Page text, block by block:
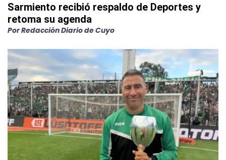
Sarmiento recibió respaldo de Deportes y
retoma su agenda
PorRedacción Diario de Cuyo